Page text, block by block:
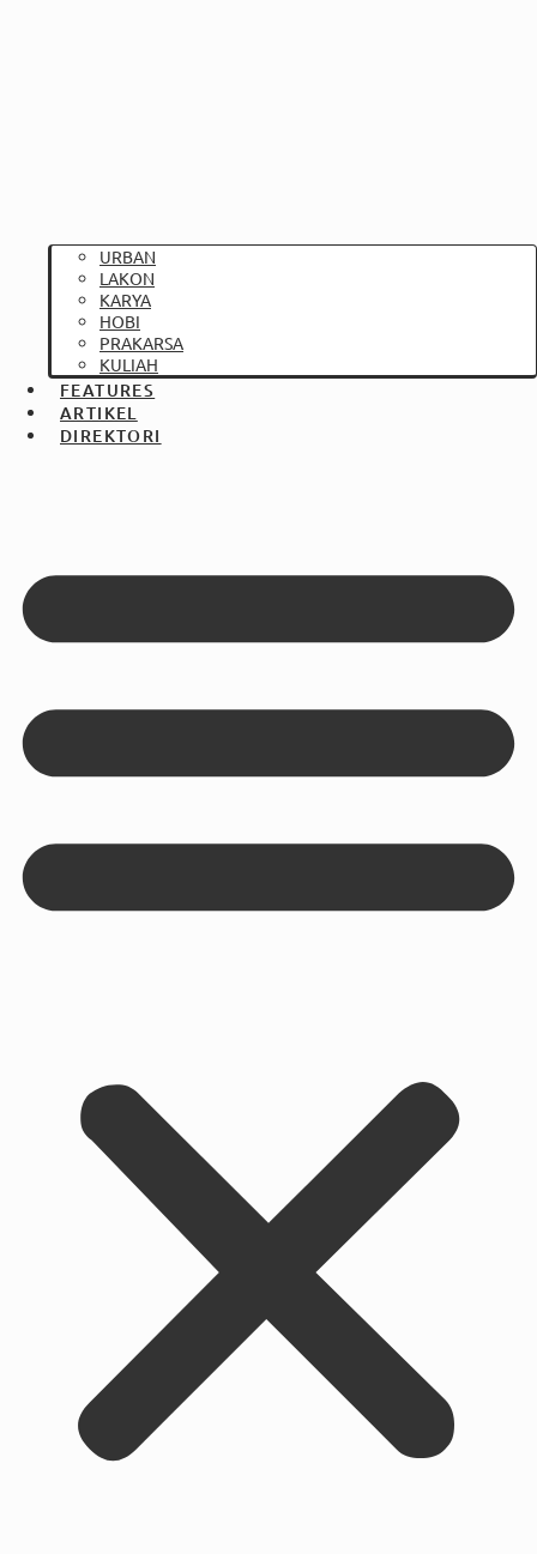
URBAN
LAKON
KARYA
HOBI
PRAKARSA
KULIAH
FEATURES
ARTIKEL
DIREKTORI